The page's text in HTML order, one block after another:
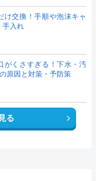
け交換！手順や泡沫キャ
手入れ
がくさすぎる！下水・汚
原因と対策・予防策
る